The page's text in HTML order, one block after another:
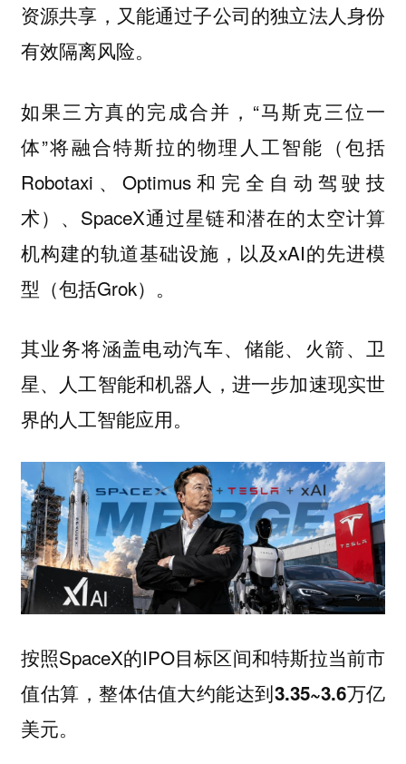
资源共享，又能通过子公司的独立法人身份
有效隔离风险。
如果三方真的完成合并，“马斯克三位一
体”将融合特斯拉的物理人工智能（包括
Robotaxi、Optimus和完全自动驾驶技
术）、SpaceX通过星链和潜在的太空计算
机构建的轨道基础设施，以及xAI的先进模
型（包括Grok）。
其业务将涵盖电动汽车、储能、火箭、卫
星、人工智能和机器人，进一步加速现实世
界的人工智能应用。
按照SpaceX的IPO目标区间和特斯拉当前市
值估算，整体估值大约能达到3.35~3.6万亿
美元。